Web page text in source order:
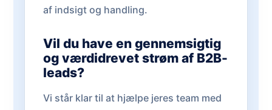
af indsigt og handling.
Vil du have en gennemsigtig
og værdidrevet strøm af B2B-
leads?
Vi står klar til at hjælpe jeres team med